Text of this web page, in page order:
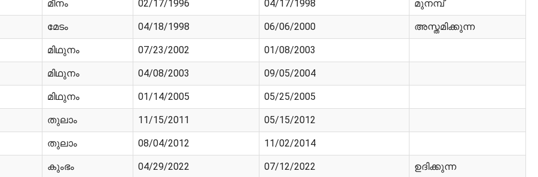
മീനം 02/17/1996 04/17/1998 മുനമ്പ്
മേടം 04/18/1998 06/06/2000 അസ്തമിക്കുന്ന
മിഥുനം 07/23/2002 01/08/2003
മിഥുനം 04/08/2003 09/05/2004
മിഥുനം 01/14/2005 05/25/2005
തുലാം 11/15/2011 05/15/2012
തുലാം 08/04/2012 11/02/2014
കുംഭം 04/29/2022 07/12/2022 ഉദിക്കുന്ന